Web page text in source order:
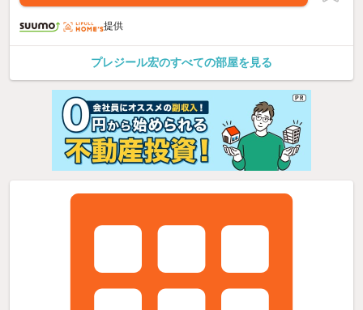
提供
プレジール宏のすべての部屋を見る